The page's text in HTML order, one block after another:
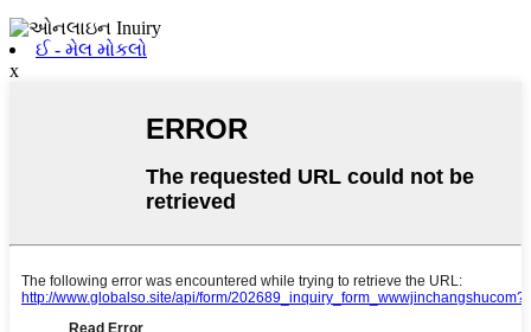
ઈ - મેલ મોકલો
x